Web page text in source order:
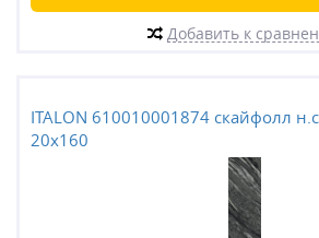
Добавить к
ITALON 610010001874 скайфолл
20x160